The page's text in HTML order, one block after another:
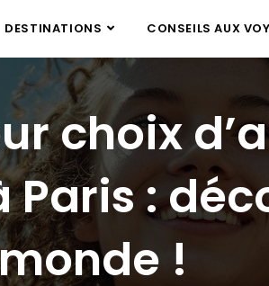
DESTINATIONS CONSEILS AUX
choix
:
!